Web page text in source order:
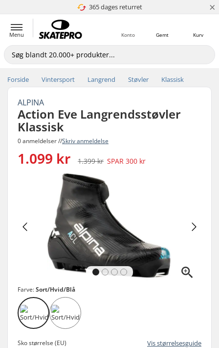
365 dages returret
4.8 ud af 5 ×
Menu Kurv
Gemt
Konto
Forside Vintersport Langrend Støvler Klassisk
ALPINA
Action Eve Langrendsstøvler
Klassisk
0 anmeldelser //Skriv anmeldelse
1.099 kr 1.399 kr SPAR 300 kr
Farve:Sort/Hvid/Blå
Sko størrelse (EU) Vis størrelsesguide